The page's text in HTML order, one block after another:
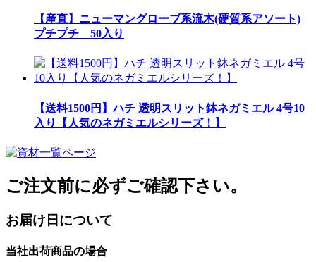
【産直】ニューマングローブ系流木(硬質系アソート)
プチプチ 50入り
【送料1500円】ハチ 透明スリット鉢ネガミエル 4号10
入り【人気のネガミエルシリーズ！】
ご注文前に必ずご確認下さい。
お届け日について
当社出荷商品の場合